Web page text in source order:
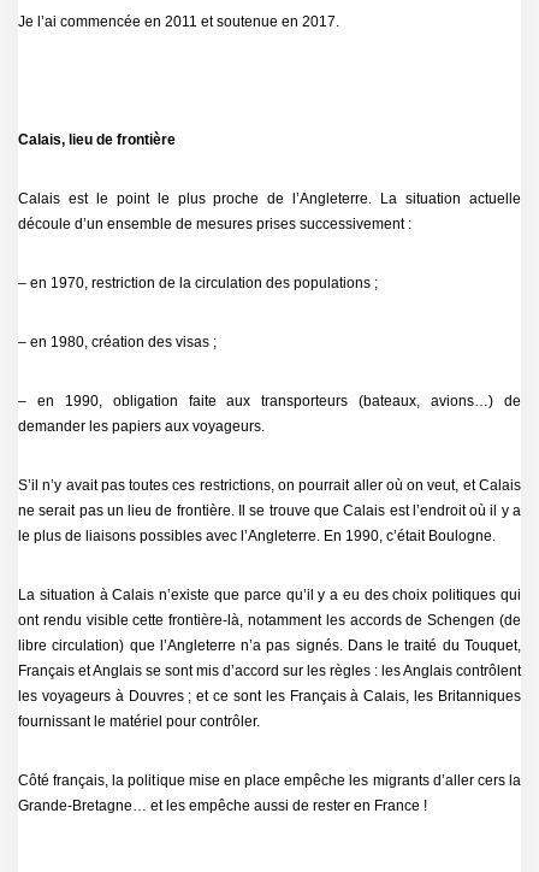
Je l’ai commencée en 2011 et soutenue en 2017.
Calais, lieu de frontière
Calais est le point le plus proche de l’Angleterre. La situation actuelle
découle d’un ensemble de mesures prises successivement :
– en 1970, restriction de la circulation des populations ;
– en 1980, création des visas ;
– en 1990, obligation faite aux transporteurs (bateaux, avions…) de
demander les papiers aux voyageurs.
S’il n’y avait pas toutes ces restrictions, on pourrait aller où on veut, et Calais
ne serait pas un lieu de frontière. Il se trouve que Calais est l’endroit où il y a
le plus de liaisons possibles avec l’Angleterre. En 1990, c’était Boulogne.
La situation à Calais n’existe que parce qu’il y a eu des choix politiques qui
ont rendu visible cette frontière-là, notamment les accords de Schengen (de
libre circulation) que l’Angleterre n’a pas signés. Dans le traité du Touquet,
Français et Anglais se sont mis d’accord sur les règles : les Anglais contrôlent
les voyageurs à Douvres ; et ce sont les Français à Calais, les Britanniques
fournissant le matériel pour contrôler.
Côté français, la politique mise en place empêche les migrants d’aller cers la
Grande-Bretagne… et les empêche aussi de rester en France !